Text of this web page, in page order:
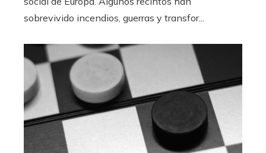
sobrevivido incendios, guerras y transfor...